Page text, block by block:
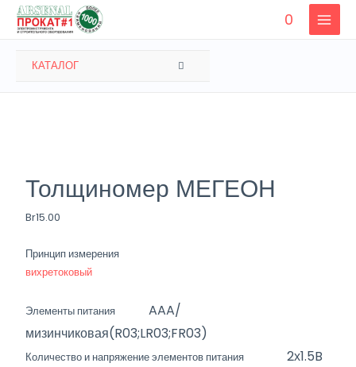
Перейти
0
MAIN
КАТАЛОГ ПЕРЕКЛЮЧАТЕЛЬ
Толщиномер МЕГЕОН
Br15.00
Принцип измерения
вихретоковый
Элементы питанияAAA/
мизинчиковая(R03;LR03;FR03)
Количество и напряжение элементов питания2х1.5B